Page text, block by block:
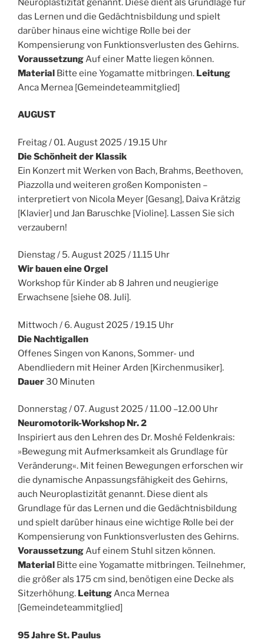
Neuroplastizität genannt. Diese dient als Grundlage für
das Lernen und die Gedächtnisbildung und spielt
darüber hinaus eine wichtige Rolle bei der
Kompensierung von Funktionsverlusten des Gehirns.
VoraussetzungAuf einer Matte liegen können.
Material Bitte eine Yogamatte mitbringen. Leitung
Anca Mernea [Gemeindeteammitglied]
AUGUST
Freitag / 01. August 2025 / 19.15 Uhr
Die Schönheit der Klassik
Ein Konzert mit Werken von Bach, Brahms, Beethoven,
Piazzolla und weiteren großen Komponisten –
interpretiert von Nicola Meyer [Gesang], Daiva Krätzig
[Klavier] und Jan Baruschke [Violine]. Lassen Sie sich
verzaubern!
Dienstag / 5. August 2025 / 11.15 Uhr
Wir bauen eine Orgel
Workshop für Kinder ab 8 Jahren und neugierige
Erwachsene [siehe 08. Juli].
Mittwoch / 6. August 2025 / 19.15 Uhr
Die Nachtigallen
Offenes Singen von Kanons, Sommer- und
Abendliedern mit Heiner Arden [Kirchenmusiker].
Dauer30 Minuten
Donnerstag / 07. August 2025 / 11.00 –12.00 Uhr
Neuromotorik-Workshop Nr. 2
Inspiriert aus den Lehren des Dr. Moshé Feldenkrais:
»Bewegung mit Aufmerksamkeit als Grundlage für
Veränderung«. Mit feinen Bewegungen erforschen wir
die dynamische Anpassungsfähigkeit des Gehirns,
auch Neuroplastizität genannt. Diese dient als
Grundlage für das Lernen und die Gedächtnisbildung
und spielt darüber hinaus eine wichtige Rolle bei der
Kompensierung von Funktionsverlusten des Gehirns.
VoraussetzungAuf einem Stuhl sitzen können.
Material Bitte eine Yogamatte mitbringen. Teilnehmer,
die größer als 175 cm sind, benötigen eine Decke als
Sitzerhöhung. LeitungAnca Mernea
[Gemeindeteammitglied]
95 Jahre St. Paulus